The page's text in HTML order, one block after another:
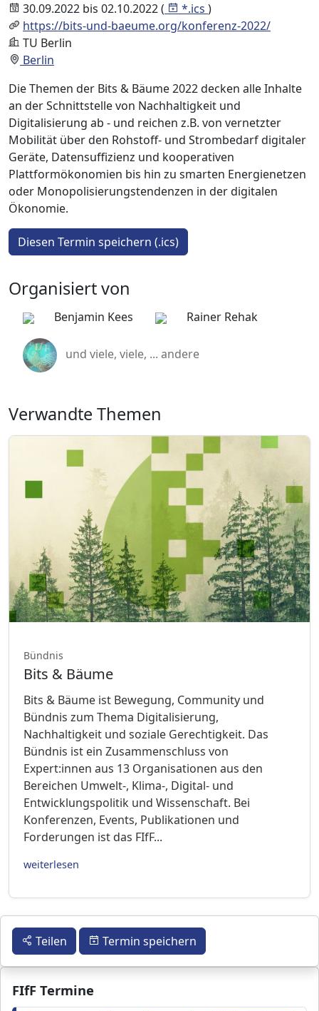
30.09.2022 bis 02.10.2022 ( *.ics )
https://bits-und-baeume.org/konferenz-2022/
TU Berlin
Berlin
Die Themen der Bits & Bäume 2022 decken alle Inhalte
an der Schnittstelle von Nachhaltigkeit und
Digitalisierung ab - und reichen z.B. von vernetzter
Mobilität über den Rohstoff- und Strombedarf digitaler
Geräte, Datensuffizienz und kooperativen
Plattformökonomien bis hin zu smarten Energienetzen
oder Monopolisierungstendenzen in der digitalen
Ökonomie.
Diesen Termin speichern (.ics)
Organisiert von
Benjamin Kees Rainer Rehak
und viele, viele, ... andere
Verwandte Themen
Bündnis
Bits & Bäume
Bits & Bäume ist Bewegung, Community und
Bündnis zum Thema Digitalisierung,
Nachhaltigkeit und soziale Gerechtigkeit. Das
Bündnis ist ein Zusammenschluss von
Expert:innen aus 13 Organisationen aus den
Bereichen Umwelt-, Klima-, Digital- und
Entwicklungspolitik und Wissenschaft. Bei
Konferenzen, Events, Publikationen und
Forderungen ist das FIfF...
weiterlesen
FIfF Termine
Teilen Termin speichern